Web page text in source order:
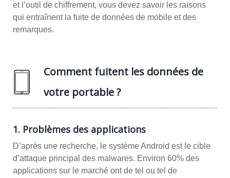
et l’outil de chiffrement, vous devez savoir les raisons
qui entraînent la fuite de données de mobile et des
remarques.
Comment fuitent les données de
votre portable ?
1. Problèmes des applications
D’après une recherche, le système Android est le cible
d’attaque principal des malwares. Environ 60% des
applications sur le marché ont de tel ou tel de